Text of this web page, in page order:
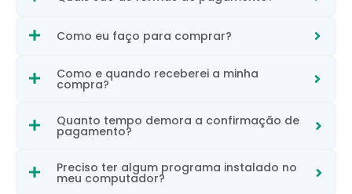
Como eu faço para comprar?
Como e quando receberei a minha
compra?
Quanto tempo demora a confirmação de
pagamento?
Preciso ter algum programa instalado no
meu computador?